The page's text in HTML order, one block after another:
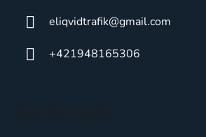
eliqvidtrafik@gmail.com
+421948165306